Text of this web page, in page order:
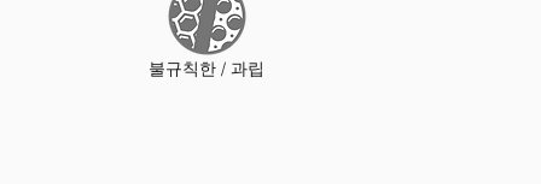
불규칙한 / 과립